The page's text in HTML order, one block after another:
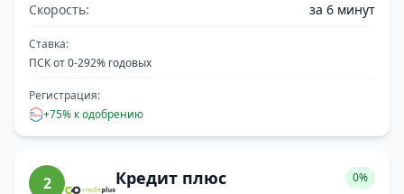
Скорость:
за 6 минут
Ставка:
ПСК от 0-292% годовых
Регистрация:
+75% к одобрению
2 Кредит плюс 0%